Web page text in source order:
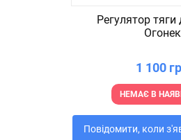
Регулятор тяги
Огонек
1 100
НЕМАЄ В
Повідомити, коли